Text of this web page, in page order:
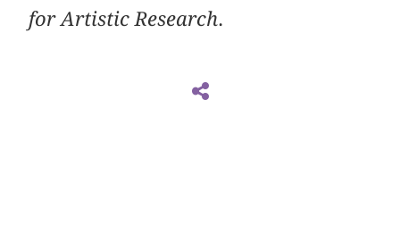
for Artistic Research.